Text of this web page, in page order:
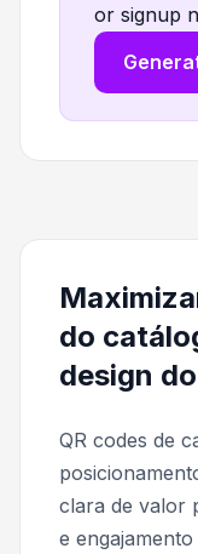
or signup
do
design do
QR codes de
clara de valor
e